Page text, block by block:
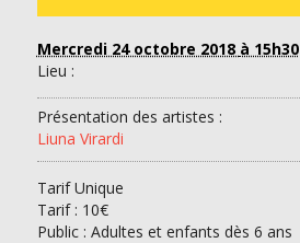
Mercredi 24 octobre 2018 à 15h30
Lieu :
Présentation des artistes :
Liuna Virardi
Tarif Unique
Tarif : 10€
Public : Adultes et enfants dès 6 ans